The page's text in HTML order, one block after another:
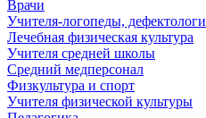
Врачи
Учителя-логопеды, дефектологи
Лечебная физическая культура
Учителя средней школы
Средний медперсонал
Физкультура и спорт
Учителя физической культуры